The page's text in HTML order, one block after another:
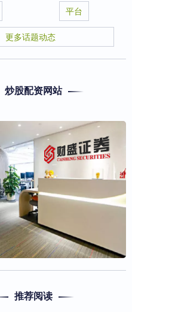
平台
更多话题动态
炒股配资网站
推荐阅读